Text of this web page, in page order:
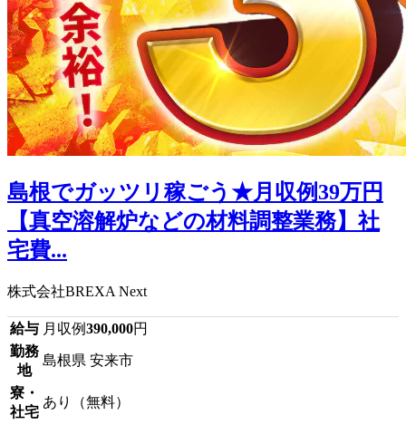
島根でガッツリ稼ごう★月収例39万円
【真空溶解炉などの材料調整業務】社
宅費...
株式会社BREXA Next
給与 月収例390,000円
勤務
地
島根県 安来市
寮・
社宅
あり（無料）